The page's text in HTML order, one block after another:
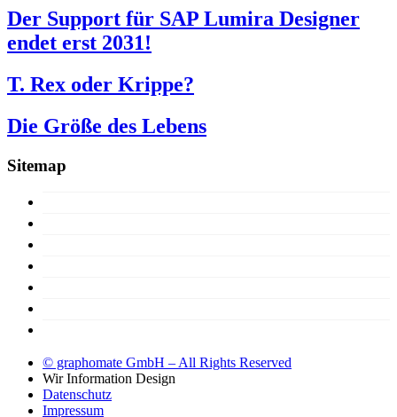
Der Support für SAP Lumira Designer
endet erst 2031!
T. Rex oder Krippe?
Die Größe des Lebens
Sitemap
© graphomate GmbH – All Rights Reserved
Wir Information Design
Datenschutz
Impressum